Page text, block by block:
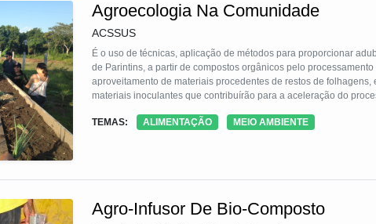
Agroecologia Na Comunidade
ACSSUS
É o uso de técnicas, aplicação de métodos para proporcionar
de Parintins, a partir de compostos orgânicos pelo
aproveitamento de materiais procedentes de restos de folhagens,
materiais inoculantes que contribuírão para a aceleração do
ter sido a partir de inoculantes regionais apresentados resultado
TEMAS: ALIMENTAÇÃO MEIO AMBIENTE
Agro-Infusor De Bio-Composto